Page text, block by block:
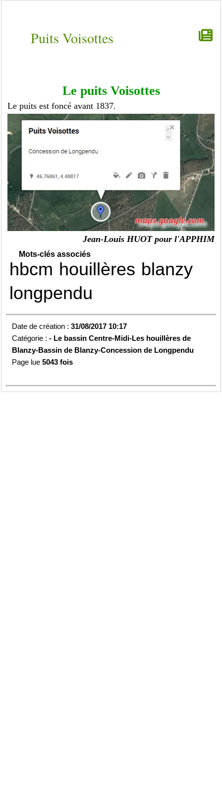
Puits Voisottes
Le puits Voisottes
Le puits est foncé avant 1837.
Jean-Louis HUOT pour l'APPHIM
Mots-clés associés
hbcm houillères blanzy
longpendu
Date de création :31/08/2017 10:17
Catégorie :- Le bassin Centre-Midi-Les houillères de
Blanzy-Bassin de Blanzy-Concession de Longpendu
Page lue5043 fois